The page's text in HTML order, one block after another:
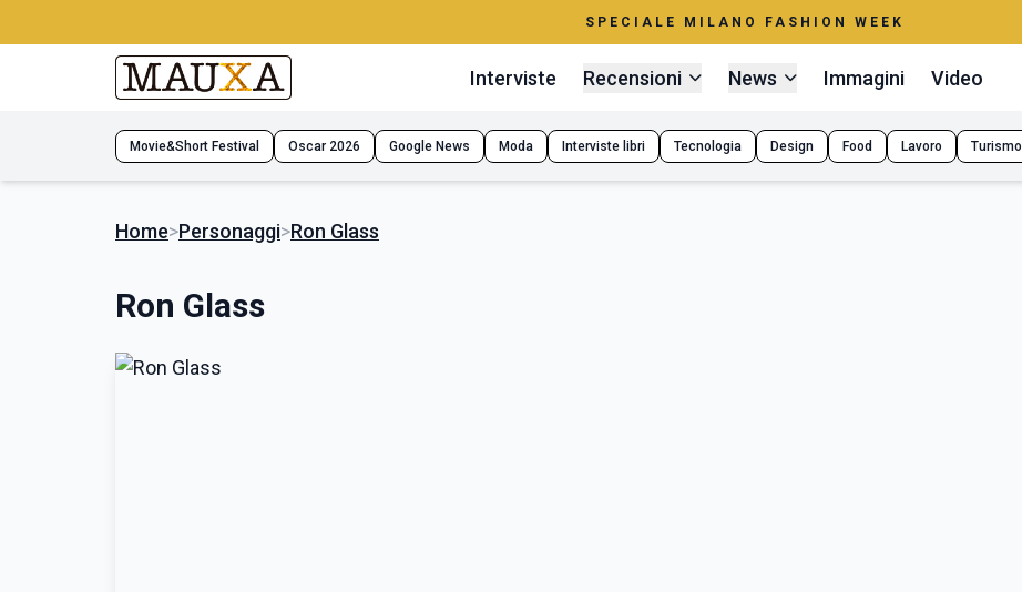
SPECIALE MILANO FASHION WEEK
Interviste Recensioni News Immagini Video
Movie&Short Festival Oscar 2026 Google News Moda Interviste libri Tecnologia Design Food Lavoro Turismo
Home>Personaggi>Ron Glass
Ron Glass